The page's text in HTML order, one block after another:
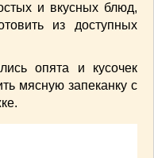
и вкусных блюд,
из доступных
опята и кусочек
мясную запеканку с